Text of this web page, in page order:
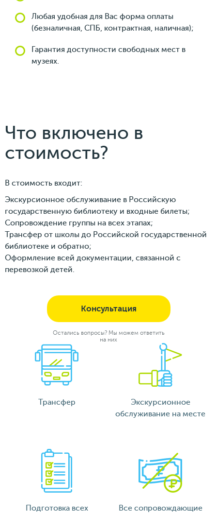
Любая удобная для Вас форма оплаты
(безналичная, СПБ, контрактная, наличная);
Гарантия доступности свободных мест в
музеях.
Что включено в
стоимость?
В стоимость входит:
Экскурсионное обслуживание в Российскую
государственную библиотеку и входные билеты;
Сопровождение группы на всех этапах;
Трансфер от школы до Российской государственной
библиотеке и обратно;
Оформление всей документации, связанной с
перевозкой детей.
Консультация
Остались вопросы? Мы можем ответить
на них
Трансфер
Экскурсионное
обслуживание на месте
Подготовка всех
Все сопровождающие